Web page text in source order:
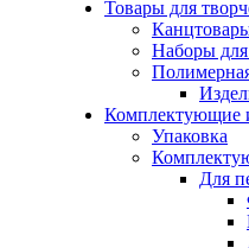
Товары для
Наборы для
Комплектующие
Упаковка
Для